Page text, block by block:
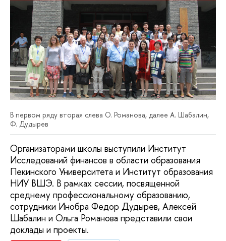
В первом ряду вторая слева О. Романова, далее А. Шабалин,
Ф. Дудырев
Организаторами школы выступили Институт
Исследований финансов в области образования
Пекинского Университета и Институт образования
НИУ ВШЭ. В рамках сессии, посвященной
среднему профессиональному образованию,
сотрудники Инобра Федор Дудырев, Алексей
Шабалин и Ольга Романова представили свои
доклады и проекты.